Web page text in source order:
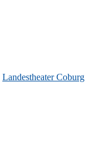
Lan­des­thea­ter Coburg